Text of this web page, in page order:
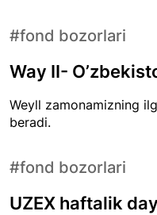
Weyll zamonamizning
beradi.
Way II-
#fond bozorlari
UZEX haftalik
#fond bozorlari